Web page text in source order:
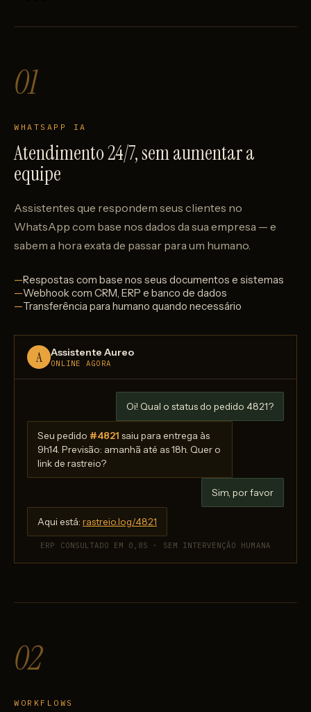
01
WHATSAPP IA
Atendimento 24/7, sem aumentar a
equipe
Assistentes que respondem seus clientes no
WhatsApp com base nos dados da sua empresa — e
sabem a hora exata de passar para um humano.
Respostas com base nos seus documentos e sistemas
Webhook com CRM, ERP e banco de dados
Transferência para humano quando necessário
A Assistente Aureo
ONLINE AGORA
Oi! Qual o status do pedido 4821?
Seu pedido #4821 saiu para entrega às
9h14. Previsão: amanhã até as 18h. Quer o
link de rastreio?
Sim, por favor
Aqui está: rastreio.log/4821
ERP CONSULTADO EM 0,8S · SEM INTERVENÇÃO HUMANA
02
WORKFLOWS